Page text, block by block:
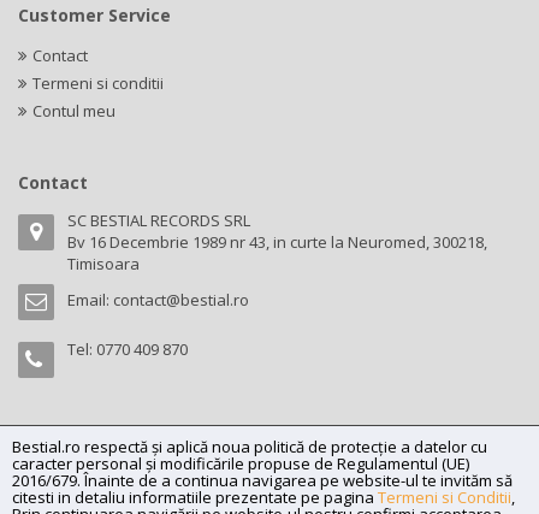
Bestial.ro respectă și aplică noua politică de protecție a datelor cu
caracter personal și modificările propuse de Regulamentul (UE)
2016/679. Înainte de a continua navigarea pe website-ul te invităm să
citesti in detaliu informatiile prezentate pe pagina Termeni si Conditii,
Customer Service
Contact
Termeni si conditii
Contul meu
Contact
SC BESTIAL RECORDS SRL
Bv 16 Decembrie 1989 nr 43, in curte la Neuromed, 300218,
Timisoara
Email: contact@bestial.ro
Tel: 0770 409 870
Copyright (C) 2026bestial.ro -All rights reserved.
SC BESTIAL RECORDS SRL, Nr. R.C.: J35/345/2005, C.U.I.: RO17197870,
Adresa: Bv 16 Decembrie 1989 nr 43, in curte la Neuromed, 300218,